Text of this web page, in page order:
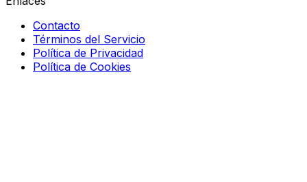
Contacto
Términos del Servicio
Política de Privacidad
Política de Cookies